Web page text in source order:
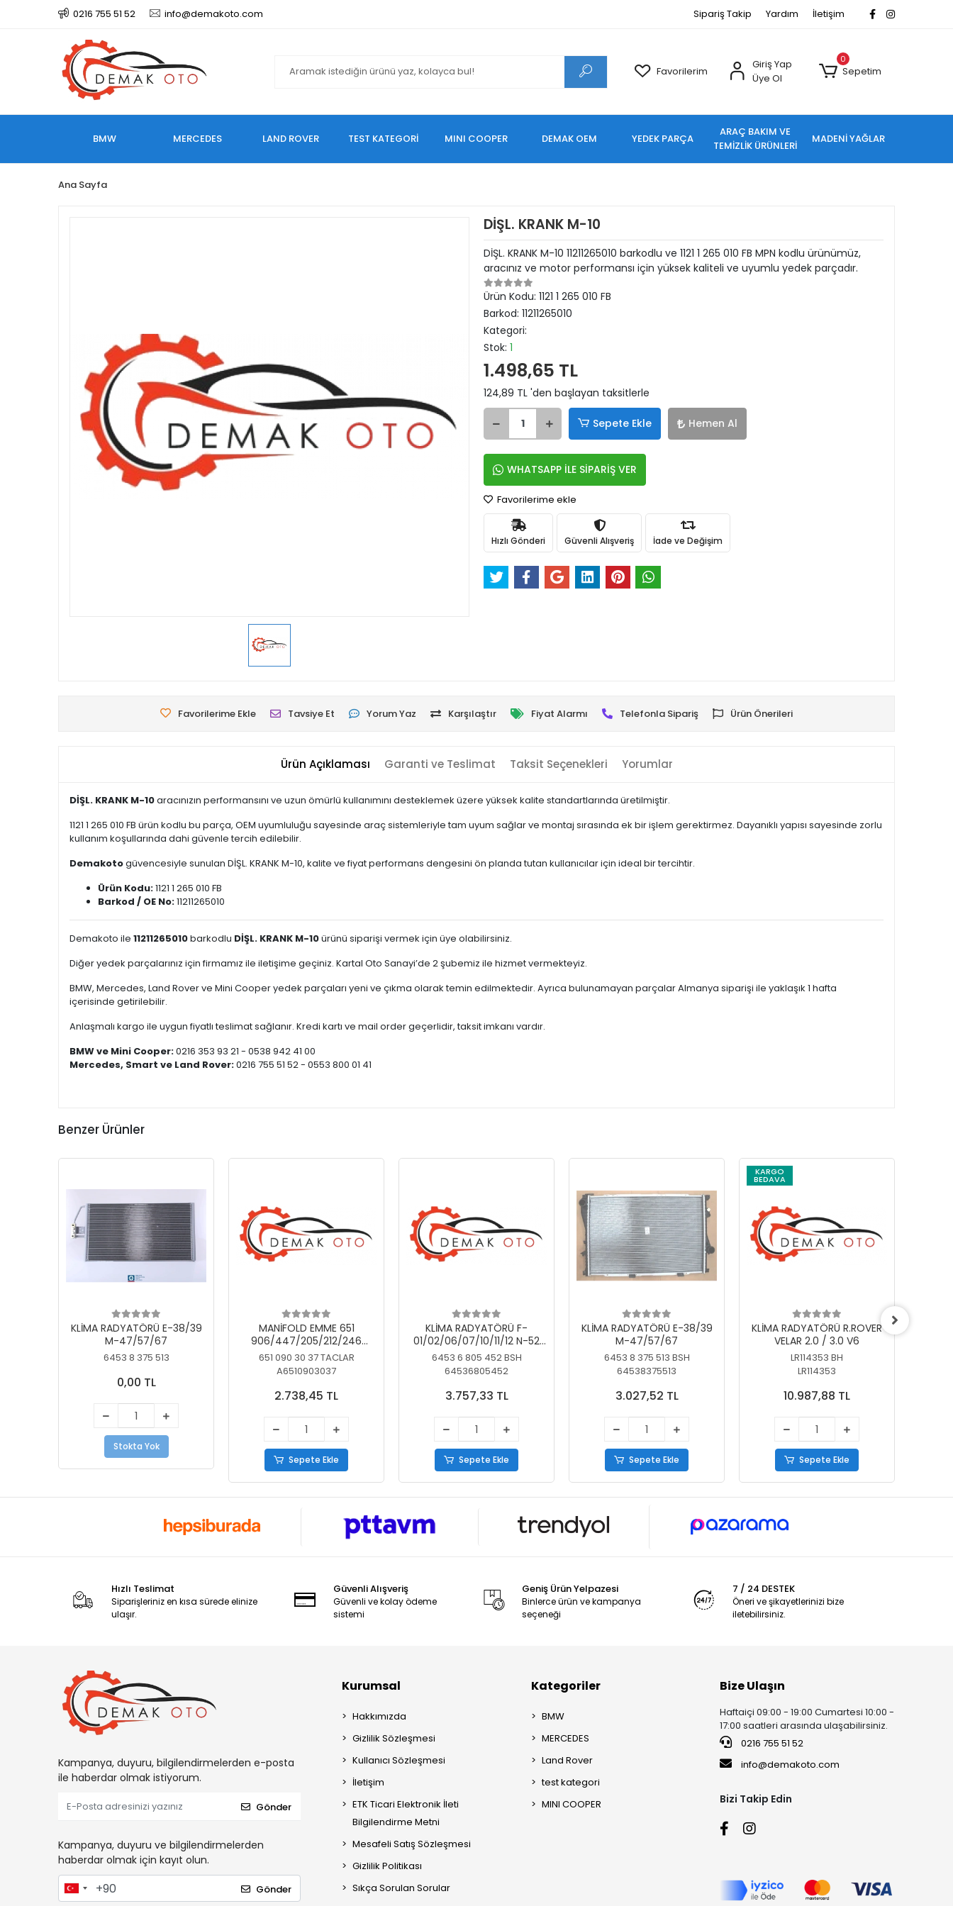
0216 755 51 52 info@demakoto.com Sipariş Takip Yardım İletişim
Favorilerim
Giriş Yap
Üye Ol
0
Sepetim
BMW MERCEDES LAND ROVER TEST KATEGORİ MINI COOPER DEMAK OEM YEDEK PARÇA
ARAÇ BAKIM VE
TEMİZLİK ÜRÜNLERİ
MADENİ YAĞLAR
Ana Sayfa
DİŞL. KRANK M-10
DİŞL. KRANK M-10 11211265010 barkodlu ve 1121 1 265 010 FB MPN kodlu ürünümüz,
aracınız ve motor performansı için yüksek kaliteli ve uyumlu yedek parçadır.
Ürün Kodu: 1121 1 265 010 FB
Barkod: 11211265010
Kategori:
Stok: 1
1.498,65 TL
124,89 TL 'den başlayan taksitlerle
Sepete Ekle Hemen Al
WHATSAPP İLE SİPARİŞ VER
Favorilerime ekle
Hızlı Gönderi Güvenli Alışveriş İade ve Değişim
Favorilerime Ekle Tavsiye Et Yorum Yaz Karşılaştır Fiyat Alarmı Telefonla Sipariş Ürün Önerileri
Ürün Açıklaması Garanti ve Teslimat Taksit Seçenekleri Yorumlar
DİŞL. KRANK M-10aracınızın performansını ve uzun ömürlü kullanımını desteklemek üzere yüksek kalite standartlarında üretilmiştir.
1121 1 265 010 FB ürün kodlu bu parça, OEM uyumluluğu sayesinde araç sistemleriyle tam uyum sağlar ve montaj sırasında ek bir işlem gerektirmez. Dayanıklı yapısı sayesinde zorlu
kullanım koşullarında dahi güvenle tercih edilebilir.
Demakotogüvencesiyle sunulan DİŞL. KRANK M-10, kalite ve fiyat performans dengesini ön planda tutan kullanıcılar için ideal bir tercihtir.
Ürün Kodu:1121 1 265 010 FB
Barkod / OE No:11211265010
Demakoto ile 11211265010barkodlu DİŞL. KRANK M-10ürünü siparişi vermek için üye olabilirsiniz.
Diğer yedek parçalarınız için firmamız ile iletişime geçiniz. Kartal Oto Sanayi’de 2 şubemiz ile hizmet vermekteyiz.
BMW, Mercedes, Land Rover ve Mini Cooper yedek parçaları yeni ve çıkma olarak temin edilmektedir. Ayrıca bulunamayan parçalar Almanya siparişi ile yaklaşık 1 hafta
içerisinde getirilebilir.
Anlaşmalı kargo ile uygun fiyatlı teslimat sağlanır. Kredi kartı ve mail order geçerlidir, taksit imkanı vardır.
BMW ve Mini Cooper:0216 353 93 21 - 0538 942 41 00
Mercedes, Smart ve Land Rover:0216 755 51 52 - 0553 800 01 41
Benzer Ürünler
KLİMA RADYATÖRÜ E-38/39
M-47/57/67
6453 8 375 513
0,00 TL
Stokta Yok
MANİFOLD EMME 651
906/447/205/212/246
KELEBEKSİZ
651 090 30 37 TACLAR
A6510903037
2.738,45 TL
Sepete Ekle
KLİMA RADYATÖRÜ F-
01/02/06/07/10/11/12 N-52
N/N-53/57/63
6453 6 805 452 BSH
64536805452
3.757,33 TL
Sepete Ekle
KLİMA RADYATÖRÜ E-38/39
M-47/57/67
6453 8 375 513 BSH
64538375513
3.027,52 TL
Sepete Ekle
KARGO
BEDAVA
KLİMA RADYATÖRÜ R.ROVER
VELAR 2.0 / 3.0 V6
LR114353 BH
LR114353
10.987,88 TL
Sepete Ekle
Hızlı Teslimat
Siparişleriniz en kısa sürede elinize
ulaşır.
Güvenli Alışveriş
Güvenli ve kolay ödeme
sistemi
Geniş Ürün Yelpazesi
Binlerce ürün ve kampanya
seçeneği
7 / 24 DESTEK
Öneri ve şikayetlerinizi bize
iletebilirsiniz.
Kampanya, duyuru, bilgilendirmelerden e-posta
ile haberdar olmak istiyorum.
Gönder
Kampanya, duyuru ve bilgilendirmelerden
haberdar olmak için kayıt olun.
Gönder
Kurumsal
Hakkımızda
Gizlilik Sözleşmesi
Kullanıcı Sözleşmesi
İletişim
ETK Ticari Elektronik İleti
Bilgilendirme Metni
Mesafeli Satış Sözleşmesi
Gizlilik Politikası
Sıkça Sorulan Sorular
Kategoriler
BMW
MERCEDES
Land Rover
test kategori
MINI COOPER
Bize Ulaşın
Haftaiçi 09:00 - 19:00 Cumartesi 10:00 -
17:00 saatleri arasında ulaşabilirsiniz.
0216 755 51 52
info@demakoto.com
Bizi Takip Edin